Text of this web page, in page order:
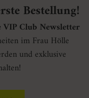
Bestellung!
VIP Club Newsletter
im Frau Hölle
und exklusive